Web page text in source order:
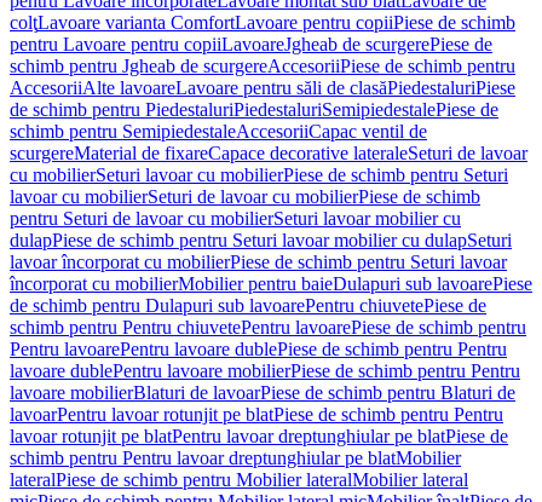
colţLavoare varianta ComfortLavoare pentru copiiPiese de schimb
pentru Lavoare pentru copiiLavoareJgheab de scurgerePiese de
schimb pentru Jgheab de scurgereAccesoriiPiese de schimb pentru
AccesoriiAlte lavoareLavoare pentru săli de clasăPiedestaluriPiese
de schimb pentru PiedestaluriPiedestaluriSemipiedestalePiese de
schimb pentru SemipiedestaleAccesoriiCapac ventil de
scurgereMaterial de fixareCapace decorative lateraleSeturi de lavoar
cu mobilierSeturi lavoar cu mobilierPiese de schimb pentru Seturi
lavoar cu mobilierSeturi de lavoar cu mobilierPiese de schimb
pentru Seturi de lavoar cu mobilierSeturi lavoar mobilier cu
dulapPiese de schimb pentru Seturi lavoar mobilier cu dulapSeturi
lavoar încorporat cu mobilierPiese de schimb pentru Seturi lavoar
încorporat cu mobilierMobilier pentru baieDulapuri sub lavoarePiese
de schimb pentru Dulapuri sub lavoarePentru chiuvetePiese de
schimb pentru Pentru chiuvetePentru lavoarePiese de schimb pentru
Pentru lavoarePentru lavoare dublePiese de schimb pentru Pentru
lavoare dublePentru lavoare mobilierPiese de schimb pentru Pentru
lavoare mobilierBlaturi de lavoarPiese de schimb pentru Blaturi de
lavoarPentru lavoar rotunjit pe blatPiese de schimb pentru Pentru
lavoar rotunjit pe blatPentru lavoar dreptunghiular pe blatPiese de
schimb pentru Pentru lavoar dreptunghiular pe blatMobilier
lateralPiese de schimb pentru Mobilier lateralMobilier lateral